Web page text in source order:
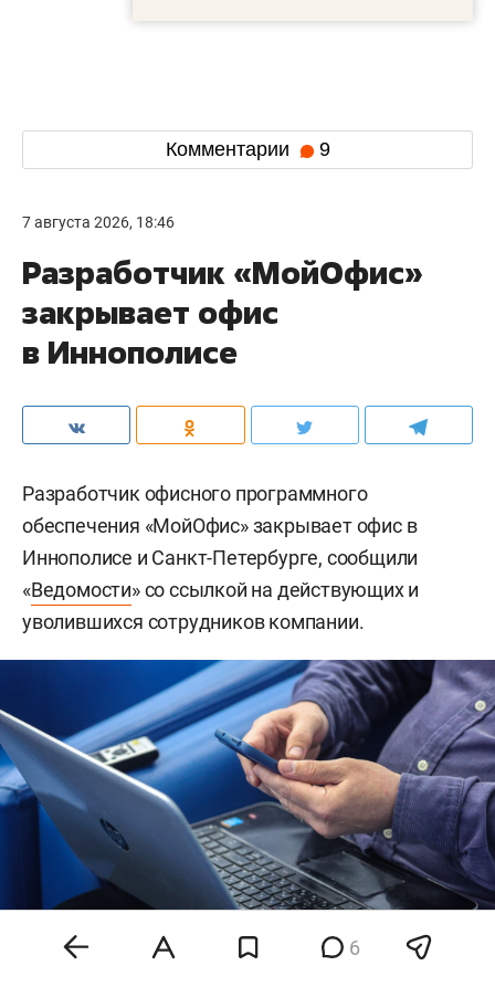
Комментарии 9
7 августа 2026, 18:46
Разработчик «МойОфис»
закрывает офис
в Иннополисе
Разработчик офисного программного
обеспечения «МойОфис» закрывает офис в
Иннополисе и Санкт-Петербурге, сообщили
«Ведомости» со ссылкой на действующих и
уволившихся сотрудников компании.
6